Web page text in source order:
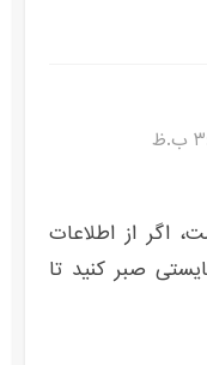
اگر از اطلاعات
صبر کنید تا